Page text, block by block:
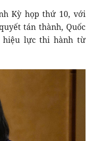
Kỳ họp thứ 10, với
tán thành, Quốc
hiệu lực thi hành từ